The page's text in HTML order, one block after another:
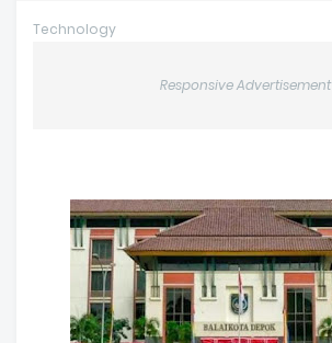
Technology
Responsive Advertisement